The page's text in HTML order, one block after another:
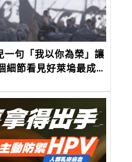
一句「我以你為榮」讓
細節看見好萊塢最成